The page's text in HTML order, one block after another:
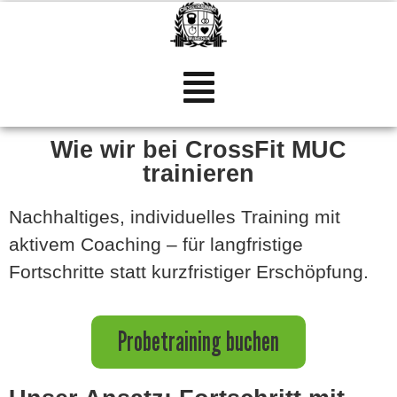
Wie wir bei CrossFit MUC
trainieren
Nachhaltiges, individuelles Training mit
aktivem Coaching – für langfristige
Fortschritte statt kurzfristiger Erschöpfung.
Probetraining buchen